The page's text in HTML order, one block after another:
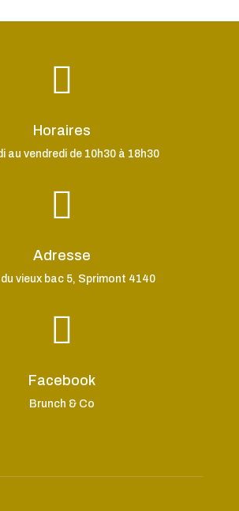

Horaires
au vendredi de 10h30 à 18h30

Adresse
vieux bac 5, Sprimont 4140

Facebook
Brunch & Co